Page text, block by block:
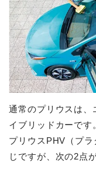
通常のプリウスは、
イブリッドカーです
プリウスPHV（プ
じですが、次の2点